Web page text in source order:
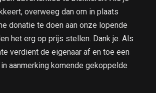
overweeg dan om in plaats
donatie te doen aan onze lopende
het erg op prijs stellen. Dank je. Als
verdient de eigenaar af en toe een
aanmerking komende gekoppelde